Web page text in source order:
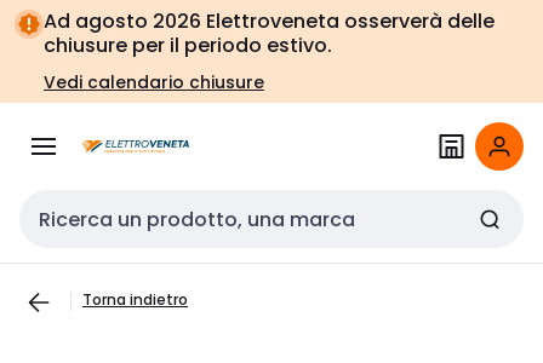
Vai alla
navigazione
Vai
alla
pagina
Ad agosto 2026 Elettroveneta osserverà delle
chiusure per il periodo estivo.
Vedi calendario chiusure
Cerca input
Torna indietro